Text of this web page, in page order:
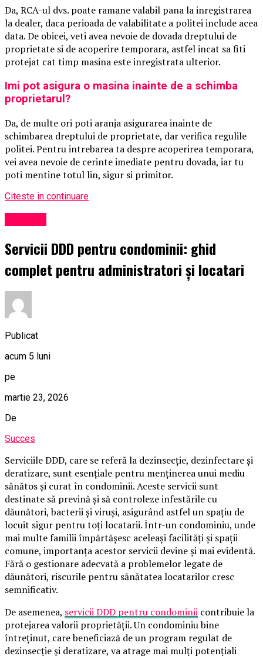
Da, RCA-ul dvs. poate ramane valabil pana la inregistrarea
la dealer, daca perioada de valabilitate a politei include acea
data. De obicei, veti avea nevoie de dovada dreptului de
proprietate si de acoperire temporara, astfel incat sa fiti
protejat cat timp masina este inregistrata ulterior.
Imi pot asigura o masina inainte de a schimba
proprietarul?
Da, de multe ori poti aranja asigurarea inainte de
schimbarea dreptului de proprietate, dar verifica regulile
politei. Pentru intrebarea ta despre acoperirea temporara,
vei avea nevoie de cerinte imediate pentru dovada, iar tu
poti mentine totul lin, sigur si primitor.
Citeste in continuare
Servicii DDD pentru condominii: ghid
complet pentru administratori și locatari
Publicat
acum 5 luni
pe
martie 23, 2026
De
Succes
Serviciile DDD, care se referă la dezinsecție, dezinfectare și
deratizare, sunt esențiale pentru menținerea unui mediu
sănătos și curat în condominii. Aceste servicii sunt
destinate să prevină și să controleze infestările cu
dăunători, bacterii și viruși, asigurând astfel un spațiu de
locuit sigur pentru toți locatarii. Într-un condominiu, unde
mai multe familii împărtășesc aceleași facilități și spații
comune, importanța acestor servicii devine și mai evidentă.
Fără o gestionare adecvată a problemelor legate de
dăunători, riscurile pentru sănătatea locatarilor cresc
semnificativ.
De asemenea, servicii DDD pentru condominii contribuie la
protejarea valorii proprietății. Un condominiu bine
întreținut, care beneficiază de un program regulat de
dezinsecție și deratizare, va atrage mai mulți potențiali